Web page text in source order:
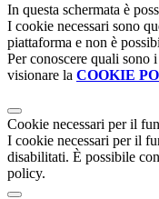
In questa schermata è
I cookie necessari sono
piattaforma e non è
Per conoscere quali sono
visionare la COOKIE
Cookie necessari per il
I cookie necessari per il
disabilitati. È possibile
policy.